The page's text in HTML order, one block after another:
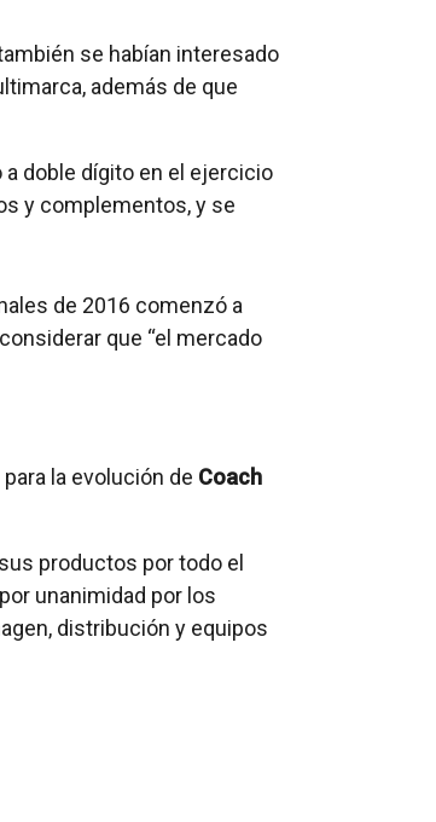
se habían interesado
además de que
doble dígito en el ejercicio
y complementos, y se
de 2016 comenzó a
que “el mercado
la evolución de Coach
productos por todo el
unanimidad por los
distribución y equipos